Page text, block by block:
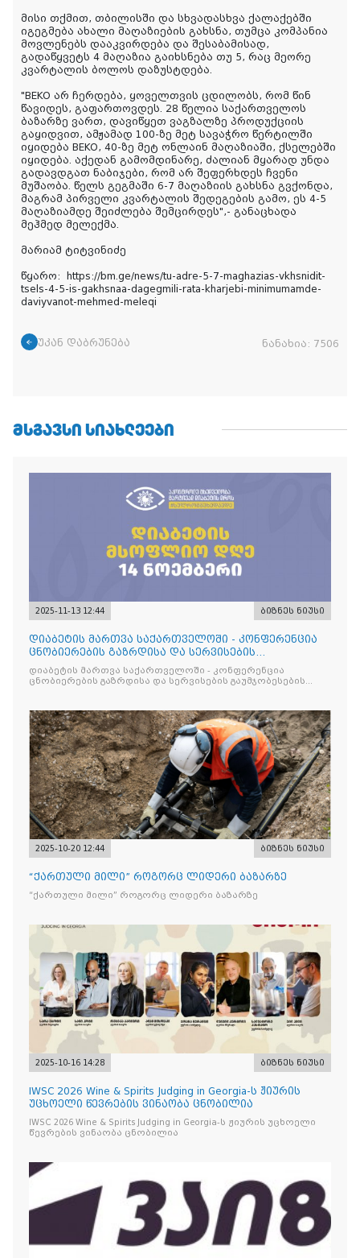
მისი თქმით, თბილისში და სხვადასხვა ქალაქებში
იგეგმება ახალი მაღაზიების გახსნა, თუმცა კომპანია
მოვლენებს დააკვირდება და შესაბამისად,
გადაწყვეტს 4 მაღაზია გაიხსნება თუ 5, რაც მეორე
კვარტალის ბოლოს დაზუსტდება.
"BEKO არ ჩერდება, ყოველთვის ცდილობს, რომ წინ
წავიდეს, გაფართოვდეს. 28 წელია საქართველოს
ბაზარზე ვართ, დავიწყეთ ვაგზალზე პროდუქციის
გაყიდვით, ამჟამად 100-ზე მეტ სავაჭრო წერტილში
იყიდება BEKO, 40-ზე მეტ ონლაინ მაღაზიაში, ქსელებში
იყიდება. აქედან გამომდინარე, ძალიან მყარად უნდა
გადავდგათ ნაბიჯები, რომ არ შეფერხდეს ჩვენი
მუშაობა. წელს გეგმაში 6-7 მაღაზიის გახსნა გვქონდა,
მაგრამ პირველი კვარტალის შედეგების გამო, ეს 4-5
მაღაზიამდე შეიძლება შემცირდეს",- განაცხადა
მეჰმედ მელექმა.
მარიამ ტიტვინიძე
წყარო: https://bm.ge/news/tu-adre-5-7-maghazias-vkhsnidit-
tsels-4-5-is-gakhsnaa-dagegmili-rata-kharjebi-minimumamde-
daviyvanot-mehmed-meleqi
უკან დაბრუნება ნანახია: 7506
ᲛᲡᲒᲐᲕᲡᲘ ᲡᲘᲐᲮᲚᲔᲔᲑᲘ
2025-11-13 12:44 ბიზნეს ნიუსი
დიაბეტის მართვა საქართველოში - კონფერენცია
ცნობიერების გაზრდისა და სერვისების
გაუმჯობესების მიზნით
დიაბეტის მართვა საქართველოში - კონფერენცია
ცნობიერების გაზრდისა და სერვისების გაუმჯობესების
2025-10-20 12:44 ბიზნეს ნიუსი
“ქართული მილი” როგორც ლიდერი ბაზარზე
“ქართული მილი” როგორც ლიდერი ბაზარზე
2025-10-16 14:28 ბიზნეს ნიუსი
IWSC 2026 Wine & Spirits Judging in Georgia-ს ჟიურის
უცხოელი წევრების ვინაობა ცნობილია
IWSC 2026 Wine & Spirits Judging in Georgia-ს ჟიურის უცხოელი
წევრების ვინაობა ცნობილია